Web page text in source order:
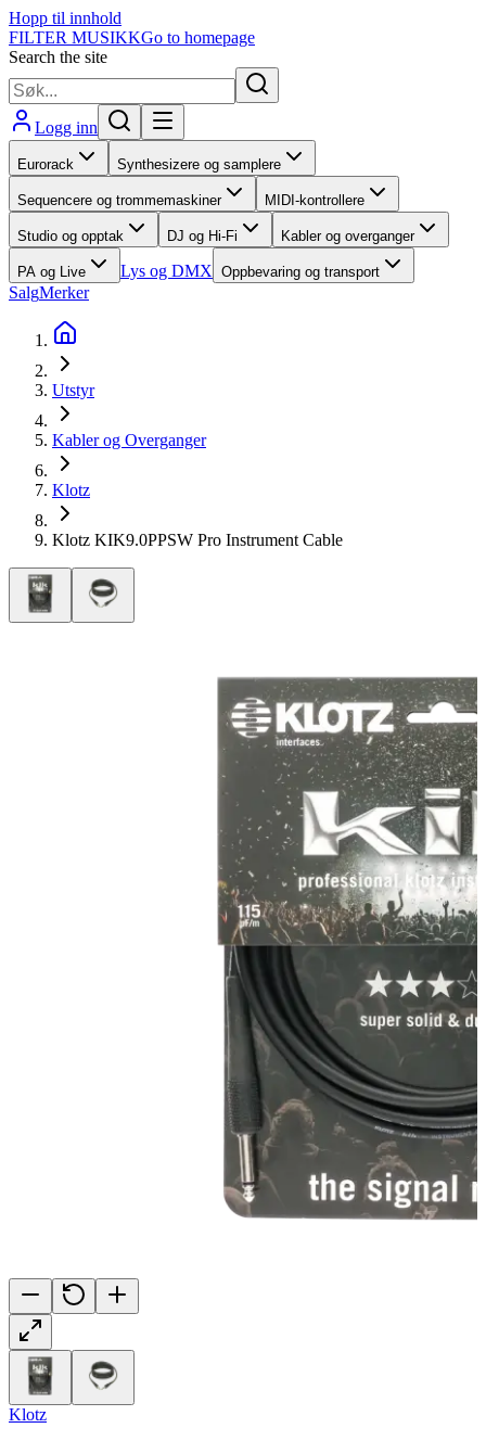
Hopp til innhold
FILTER MUSIKKGo to homepage
Search the site
Logg inn
Eurorack Synthesizere og samplere
Sequencere og trommemaskiner MIDI-kontrollere
Studio og opptak DJ og Hi-Fi Kabler og overganger
PA og Live Lys og DMX Oppbevaring og transport
SalgMerker
Utstyr
Kabler og Overganger
Klotz
Klotz KIK9.0PPSW Pro Instrument Cable
Klotz